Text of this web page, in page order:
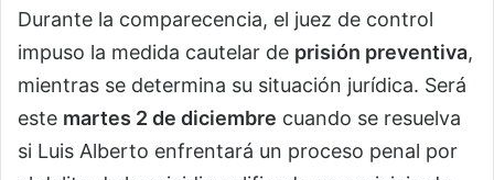
Durante la comparecencia, el juez de control
impuso la medida cautelar de prisión preventiva,
mientras se determina su situación jurídica. Será
este martes 2 de diciembre cuando se resuelva
si Luis Alberto enfrentará un proceso penal por